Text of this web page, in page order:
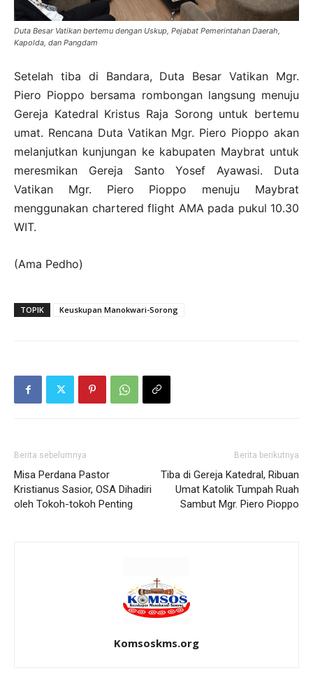
Duta Besar Vatikan bertemu dengan Uskup, Pejabat Pemerintahan Daerah,
Kapolda, dan Pangdam
Setelah tiba di Bandara, Duta Besar Vatikan Mgr.
Piero Pioppo bersama rombongan langsung menuju
Gereja Katedral Kristus Raja Sorong untuk bertemu
umat. Rencana Duta Vatikan Mgr. Piero Pioppo akan
melanjutkan kunjungan ke kabupaten Maybrat untuk
meresmikan Gereja Santo Yosef Ayawasi. Duta
Vatikan Mgr. Piero Pioppo menuju Maybrat
menggunakan chartered flight AMA pada pukul 10.30
WIT.
(Ama Pedho)
TOPIK Keuskupan Manokwari-Sorong
Berita sebelumnya
Misa Perdana Pastor
Kristianus Sasior, OSA Dihadiri
oleh Tokoh-tokoh Penting
Berita berikutnya
Tiba di Gereja Katedral, Ribuan
Umat Katolik Tumpah Ruah
Sambut Mgr. Piero Pioppo
Komsoskms.org